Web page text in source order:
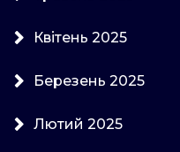
Квітень 2025
Березень 2025
Лютий 2025